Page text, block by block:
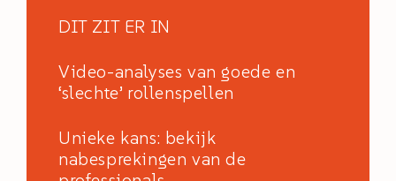
DIT ZIT ER IN
Video-analyses van goede en
‘slechte’ rollenspellen
Unieke kans: bekijk
nabesprekingen van de